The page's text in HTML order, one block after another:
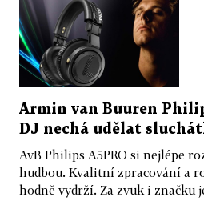
Armin van Buuren
DJ nechá udělat
AvB Philips A5PRO si nejlépe
hudbou. Kvalitní zpracování a
hodně vydrží. Za zvuk i značku